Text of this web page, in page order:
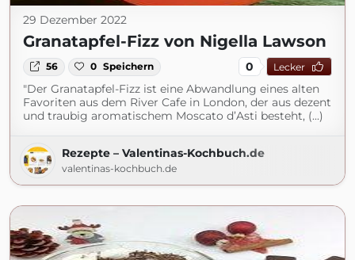
29 Dezember 2022
Granatapfel-Fizz von Nigella Lawson
56 0 Speichern 0 Lecker
"Der Granatapfel-Fizz ist eine Abwandlung eines alten
Favoriten aus dem River Cafe in London, der aus dezent
und traubig aromatischem Moscato d’Asti besteht, (...)
Rezepte – Valentinas-Kochbuch.de
valentinas-kochbuch.de